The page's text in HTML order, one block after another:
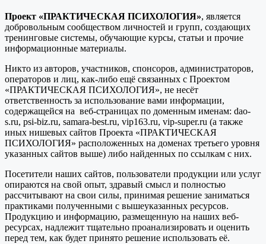
Проект «ПРАКТИЧЕСКАЯ ПСИХОЛОГИЯ», является
добровольным сообществом личностей и групп, создающих
тренинговые системы, обучающие курсы, статьи и прочие
информационные материалы.
Никто из авторов, участников, спонсоров, администраторов,
операторов и лиц, как-либо ещё связанных с Проектом
«ПРАКТИЧЕСКАЯ ПСИХОЛОГИЯ», не несёт
ответственность за использование вами информации,
содержащейся на веб-страницах по доменным именам: dao-
s.ru, psi-biz.ru, samara-best.ru, vip163.ru, vip-super.ru (а также
иных нишевых сайтов Проекта «ПРАКТИЧЕСКАЯ
ПСИХОЛОГИЯ» расположенных на доменах третьего уровня
указанных сайтов выше) либо найденных по ссылкам с них.
Посетители наших сайтов, пользователи продукции или услуг
опираются на свой опыт, здравый смысл и полностью
рассчитывают на свои силы, принимая решение заниматься
практиками полученными с вышеуказанных ресурсов.
Продукцию и информацию, размещенную на наших веб-
ресурсах, надлежит тщательно проанализировать и оценить
перед тем, как будет принято решение использовать её.